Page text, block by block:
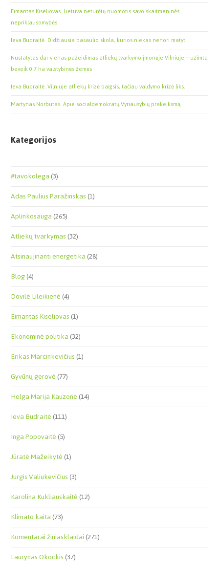
Eimantas Kiseliovas. Lietuva neturėtų nuomotis savo skaitmeninės
nepriklausomybės
Ieva Budraitė. Didžiausia pasaulio skola, kurios niekas nenori matyti
Nustatytas dar vienas pažeidimas atliekų tvarkymo įmonėje Vilniuje – užimta
beveik 0,7 ha valstybinės žemės
Ieva Budraitė. Vilniuje atliekų krizė baigsis, tačiau valdymo krizė liks.
Martynas Norbutas. Apie socialdemokratų Vyriausybių prakeiksmą
Kategorijos
#tavokolega(3)
Adas Paulius Paražinskas(1)
Aplinkosauga(265)
Atliekų tvarkymas(32)
Atsinaujinanti energetika(28)
Blog(4)
Dovilė Lileikienė(4)
Eimantas Kiseliovas(1)
Ekonominė politika(32)
Erikas Marcinkevičius(1)
Gyvūnų gerovė(77)
Helga Marija Kauzonė(14)
Ieva Budraitė(111)
Inga Popovaitė(5)
Jūratė Mažeikytė(1)
Jurgis Valiukevičius(3)
Karolina Kukliauskaitė(12)
Klimato kaita(73)
Komentarai žiniasklaidai(271)
Laurynas Okockis(37)